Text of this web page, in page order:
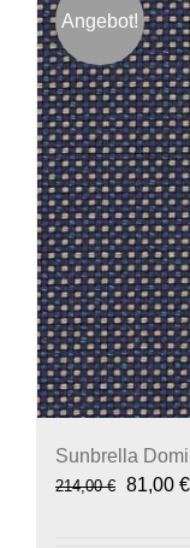
Angebot!
Sunbrella
214,00€ 81,00 €